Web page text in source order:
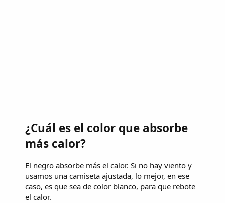
¿Cuál es el color que absorbe
más calor?
El negro absorbe más el calor. Si no hay viento y
usamos una camiseta ajustada, lo mejor, en ese
caso, es que sea de color blanco, para que rebote
el calor.